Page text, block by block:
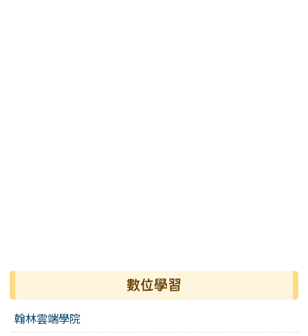
數位學習
翰林雲端學院